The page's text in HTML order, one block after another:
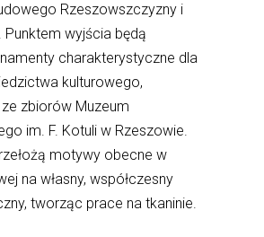
Rzeszowszczyzny i
Punktem wyjścia będą
charakterystyczne dla
kulturowego,
zbiorów Muzeum
im. F. Kotuli w Rzeszowie.
motywy obecne w
na własny, współczesny
tworząc prace na tkaninie.